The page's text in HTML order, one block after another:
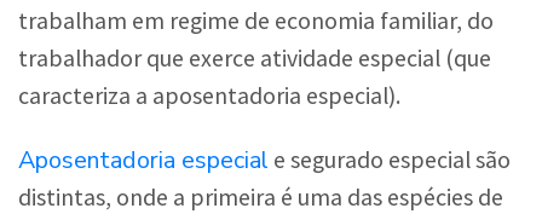
trabalham em regime de economia familiar, do
trabalhador que exerce atividade especial (que
caracteriza a aposentadoria especial).
Aposentadoria especial e segurado especial são
distintas, onde a primeira é uma das espécies de